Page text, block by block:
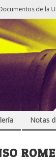
de la
Notas